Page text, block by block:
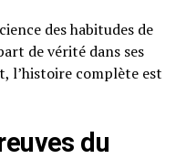
des habitudes de
de vérité dans ses
l’histoire complète est
du